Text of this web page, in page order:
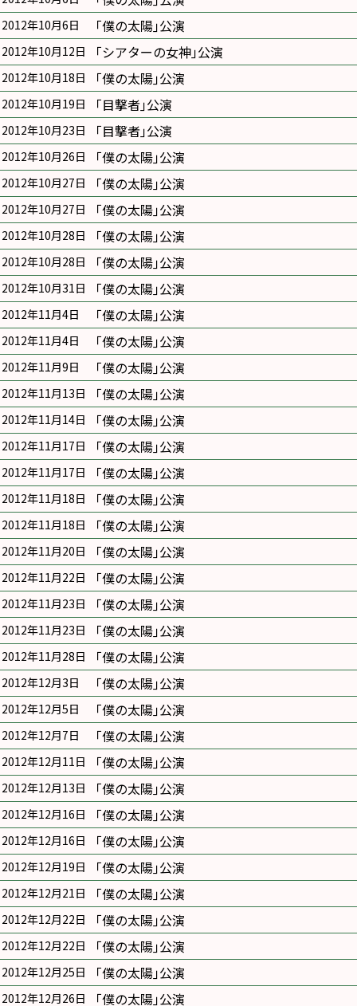
2012年10月6日 ｢僕の太陽｣公演
2012年10月12日 ｢シアターの女神｣公演
2012年10月18日 ｢僕の太陽｣公演
2012年10月19日 ｢目撃者｣公演
2012年10月23日 ｢目撃者｣公演
2012年10月26日 ｢僕の太陽｣公演
2012年10月27日 ｢僕の太陽｣公演
2012年10月27日 ｢僕の太陽｣公演
2012年10月28日 ｢僕の太陽｣公演
2012年10月28日 ｢僕の太陽｣公演
2012年10月31日 ｢僕の太陽｣公演
2012年11月4日 ｢僕の太陽｣公演
2012年11月4日 ｢僕の太陽｣公演
2012年11月9日 ｢僕の太陽｣公演
2012年11月13日 ｢僕の太陽｣公演
2012年11月14日 ｢僕の太陽｣公演
2012年11月17日 ｢僕の太陽｣公演
2012年11月17日 ｢僕の太陽｣公演
2012年11月18日 ｢僕の太陽｣公演
2012年11月18日 ｢僕の太陽｣公演
2012年11月20日 ｢僕の太陽｣公演
2012年11月22日 ｢僕の太陽｣公演
2012年11月23日 ｢僕の太陽｣公演
2012年11月23日 ｢僕の太陽｣公演
2012年11月28日 ｢僕の太陽｣公演
2012年12月3日 ｢僕の太陽｣公演
2012年12月5日 ｢僕の太陽｣公演
2012年12月7日 ｢僕の太陽｣公演
2012年12月11日 ｢僕の太陽｣公演
2012年12月13日 ｢僕の太陽｣公演
2012年12月16日 ｢僕の太陽｣公演
2012年12月16日 ｢僕の太陽｣公演
2012年12月19日 ｢僕の太陽｣公演
2012年12月21日 ｢僕の太陽｣公演
2012年12月22日 ｢僕の太陽｣公演
2012年12月22日 ｢僕の太陽｣公演
2012年12月25日 ｢僕の太陽｣公演
2012年12月26日 ｢僕の太陽｣公演